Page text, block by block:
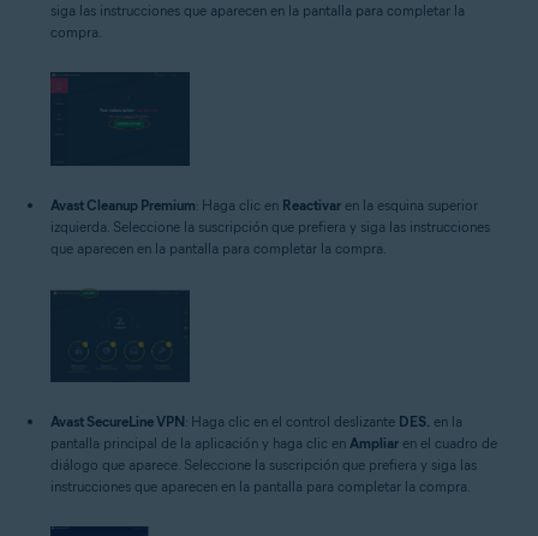
siga las instrucciones que aparecen en la pantalla para completar la
compra.
Avast Cleanup Premium: Haga clic en Reactivar en la esquina superior
izquierda. Seleccione la suscripción que prefiera y siga las instrucciones
que aparecen en la pantalla para completar la compra.
Avast SecureLine VPN: Haga clic en el control deslizante DES. en la
pantalla principal de la aplicación y haga clic en Ampliar en el cuadro de
diálogo que aparece. Seleccione la suscripción que prefiera y siga las
instrucciones que aparecen en la pantalla para completar la compra.